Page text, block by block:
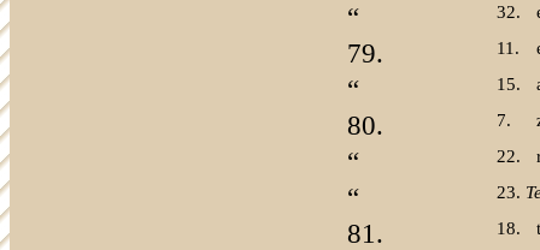
“ 32.
79. 11.
“ 15.
80. 7.
“ 22.
“ 23.
81. 18.